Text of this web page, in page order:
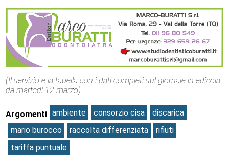
(Il servizio e la tabella con i dati completi sul giornale in edicola
da martedì 12 marzo)
Argomenti ambiente consorzio cisa
discarica
mario burocco
raccolta differenziata
rifiuti
tariffa puntuale